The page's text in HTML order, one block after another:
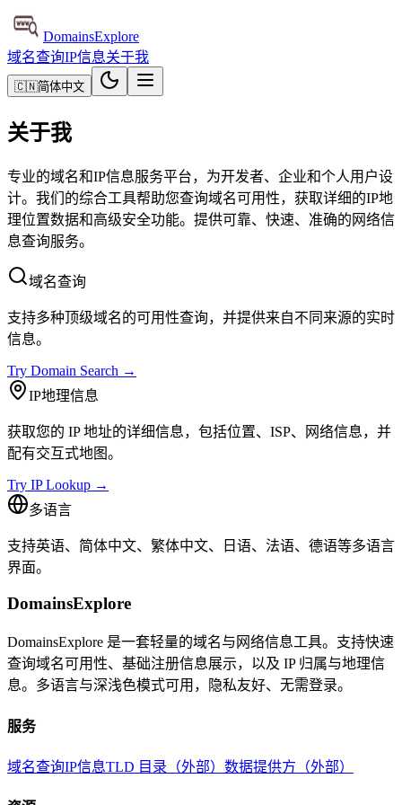
DomainsExplore
域名查询IP信息关于我
🇨🇳简体中文
关于我
专业的域名和IP信息服务平台，为开发者、企业和个人用户设
计。我们的综合工具帮助您查询域名可用性，获取详细的IP地
理位置数据和高级安全功能。提供可靠、快速、准确的网络信
息查询服务。
域名查询
支持多种顶级域名的可用性查询，并提供来自不同来源的实时
信息。
Try Domain Search →
IP地理信息
获取您的 IP 地址的详细信息，包括位置、ISP、网络信息，并
配有交互式地图。
Try IP Lookup →
多语言
支持英语、简体中文、繁体中文、日语、法语、德语等多语言
界面。
DomainsExplore
DomainsExplore 是一套轻量的域名与网络信息工具。支持快速
查询域名可用性、基础注册信息展示，以及 IP 归属与地理信
息。多语言与深浅色模式可用，隐私友好、无需登录。
服务
域名查询IP信息TLD 目录（外部） 数据提供方（外部）